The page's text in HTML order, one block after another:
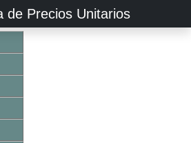
de Precios Unitarios